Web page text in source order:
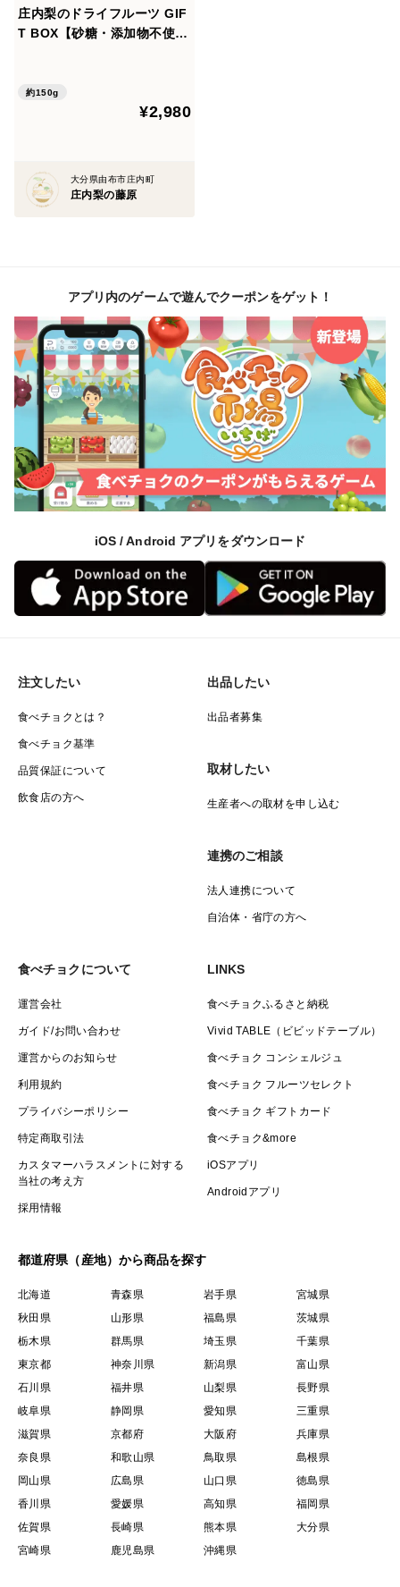
日常で気兼ねなく楽しむための箱です。
畑で実った梨を、状態を見ながら箱詰めしています。
表面に小さな傷や形の個体差はありますが、
豊水の美味しさを気軽に楽しみたい方におすすめです。
4kg/6kgをご用意しています。
贈答用としてお届けする場合も、
なるべく早めにお召し上がりいただけるよう、
お渡しのタイミングをご配慮ください。
▼▼注文に際しての注意点（配送方法や納期指定など）
▼▼
■収穫時期は、9月上旬を予定しております。
■クール便で発送します！
自然の生り物のため気象条件や、天候などの影響を受け
るため
生育状況が変動し収穫時期も異なります。
樹上完熟の一番美味しいタイミングで、お届けするため
（※時間帯はお選びいただけます）
お届け可能期間（発送開始日）の日付を設定しています
が
発送は9月上旬ごろからです。
気候状況、生育状況により収穫時期は変動します。
あくまで目安として参考いただけますと幸いです。
✴︎今年も、その時いちばん良い実りを、
これから新高へと、さらに秋が深まっていきます。
季節の移り変わりとともにお楽しみください。
＜品種など＞
庄内甘熟梨シリーズは、
新水（8月上旬）幸水(8月中旬前後) 豊水(9月上旬〜)
あきづき（9月上旬）新高(9月下旬〜) 豊里（10月上
旬）
の品種リレーでお届けします。
庄内梨のドライフルーツ GIF
T BOX【砂糖・添加物不使
約150g
¥2,980
大分県由布市庄内町
庄内梨の藤原
アプリ内のゲームで遊んでクーポンをゲット！
iOS / Android アプリをダウンロード
注文したい
食べチョクとは？
食べチョク基準
品質保証について
飲食店の方へ
出品したい
出品者募集
取材したい
生産者への取材を申し込む
連携のご相談
法人連携について
自治体・省庁の方へ
食べチョクについて
運営会社
ガイド/お問い合わせ
運営からのお知らせ
利用規約
プライバシーポリシー
特定商取引法
カスタマーハラスメントに対する
当社の考え方
採用情報
LINKS
食べチョクふるさと納税
Vivid TABLE（ビビッドテーブル）
食べチョク コンシェルジュ
食べチョク フルーツセレクト
食べチョク ギフトカード
食べチョク&more
iOSアプリ
Androidアプリ
都道府県（産地）から商品を探す
北海道 青森県 岩手県
宮城県
秋田県
山形県 福島県
茨城県
栃木県
群馬県 埼玉県
千葉県
東京都
神奈川県 新潟県
富山県
石川県
福井県 山梨県
長野県
岐阜県
静岡県 愛知県
三重県
滋賀県
京都府 大阪府
兵庫県
奈良県
和歌山県 鳥取県
島根県
岡山県
広島県 山口県
徳島県
香川県
愛媛県 高知県
福岡県
佐賀県
長崎県 熊本県
大分県
宮崎県
鹿児島県 沖縄県